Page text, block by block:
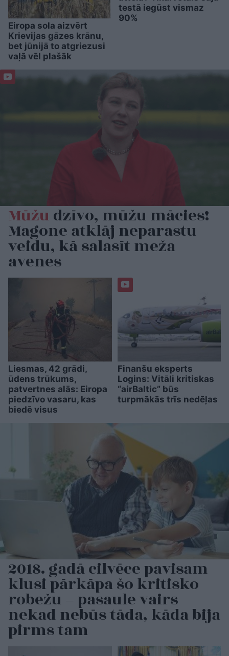
Eiropa sola aizvērt
Krievijas gāzes krānu,
bet jūnijā to atgriezusi
vaļā vēl plašāk
testā iegūst vismaz
90%
Mūžudzīvo, mūžu mācies!
Magone atklāj neparastu
veidu, kā salasīt meža
avenes
Liesmas, 42 grādi,
ūdens trūkums,
patvertnes alās: Eiropa
piedzīvo vasaru, kas
biedē visus
Finanšu eksperts
Logins: Vitāli kritiskas
“airBaltic” būs
turpmākās trīs nedēļas
2018. gadā cilvēce pavisam
klusi pārkāpa šo kritisko
robežu – pasaule vairs
nekad nebūs tāda, kāda bija
pirms tam